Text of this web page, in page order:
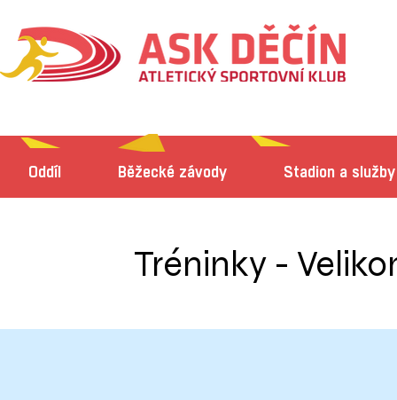
Oddíl Běžecké závody Stadion a služby
Tréninky -